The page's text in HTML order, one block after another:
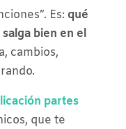
Es: qué
bien en el
cambios,
partes
que te